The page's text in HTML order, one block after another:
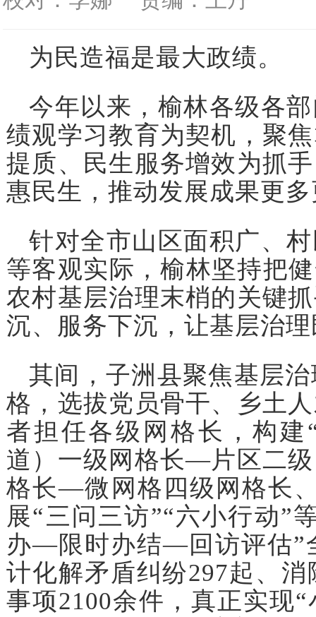
为民造福是最大政绩。
今年以来，榆林各级各
绩观学习教育为契机，聚
提质、民生服务增效为抓
惠民生，推动发展成果更
针对全市山区面积广、
等客观实际，榆林坚持把
农村基层治理末梢的关键
沉、服务下沉，让基层治
其间，子洲县聚焦基层
格，选拔党员骨干、乡土
者担任各级网格长，构
道）一级网格长—片区二
格长—微网格四级网格长
展“三问三访”“六小行动”
办—限时办结—回访评估”
计化解矛盾纠纷297起、
事项2100余件，真正实现